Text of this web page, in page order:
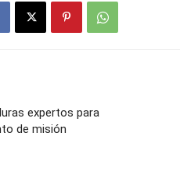
expertos para
de misión